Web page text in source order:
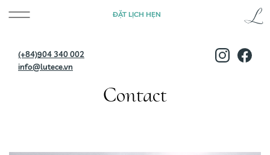
ĐẶT LỊCH HẸN
(+84)904 340 002
info@lutece.vn
Contact